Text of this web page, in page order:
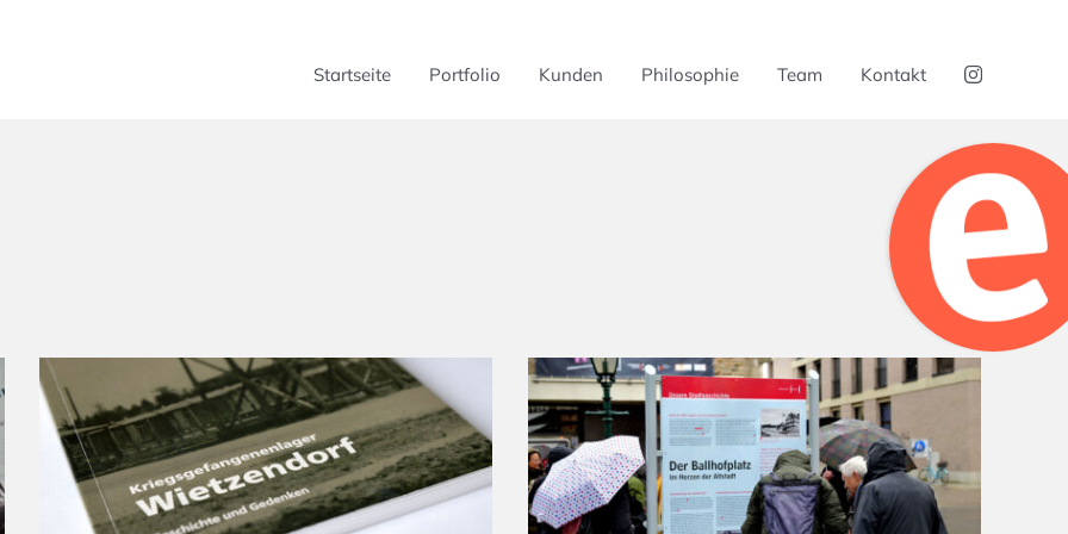
Startseite Portfolio Kunden Philosophie Team Kontakt
Toggle
Sliding
Bar
Area